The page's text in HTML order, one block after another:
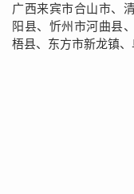
广西来宾市合山市、
阳县、忻州市河曲县
梧县、东方市新龙镇